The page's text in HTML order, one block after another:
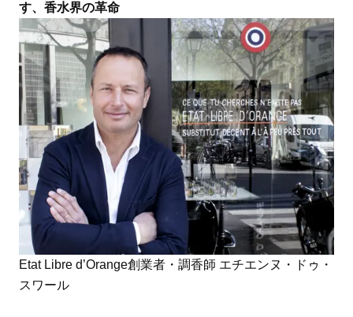
す、香水界の革命
Etat Libre d’Orange創業者・調香師 エチエンヌ・ドゥ・
スワール